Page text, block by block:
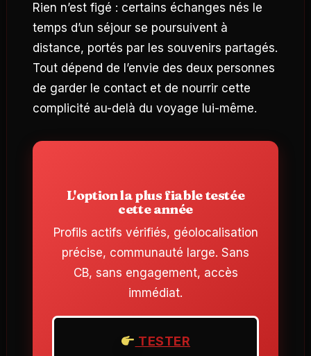
Rien n’est figé : certains échanges nés le
temps d’un séjour se poursuivent à
distance, portés par les souvenirs partagés.
Tout dépend de l’envie des deux personnes
de garder le contact et de nourrir cette
complicité au-delà du voyage lui-même.
L'option la plus fiable testée
cette année
Profils actifs vérifiés, géolocalisation
précise, communauté large. Sans
CB, sans engagement, accès
immédiat.
TESTER